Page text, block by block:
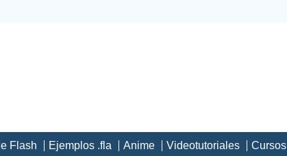
Flash Ejemplos .fla Anime Videotutoriales Cursos